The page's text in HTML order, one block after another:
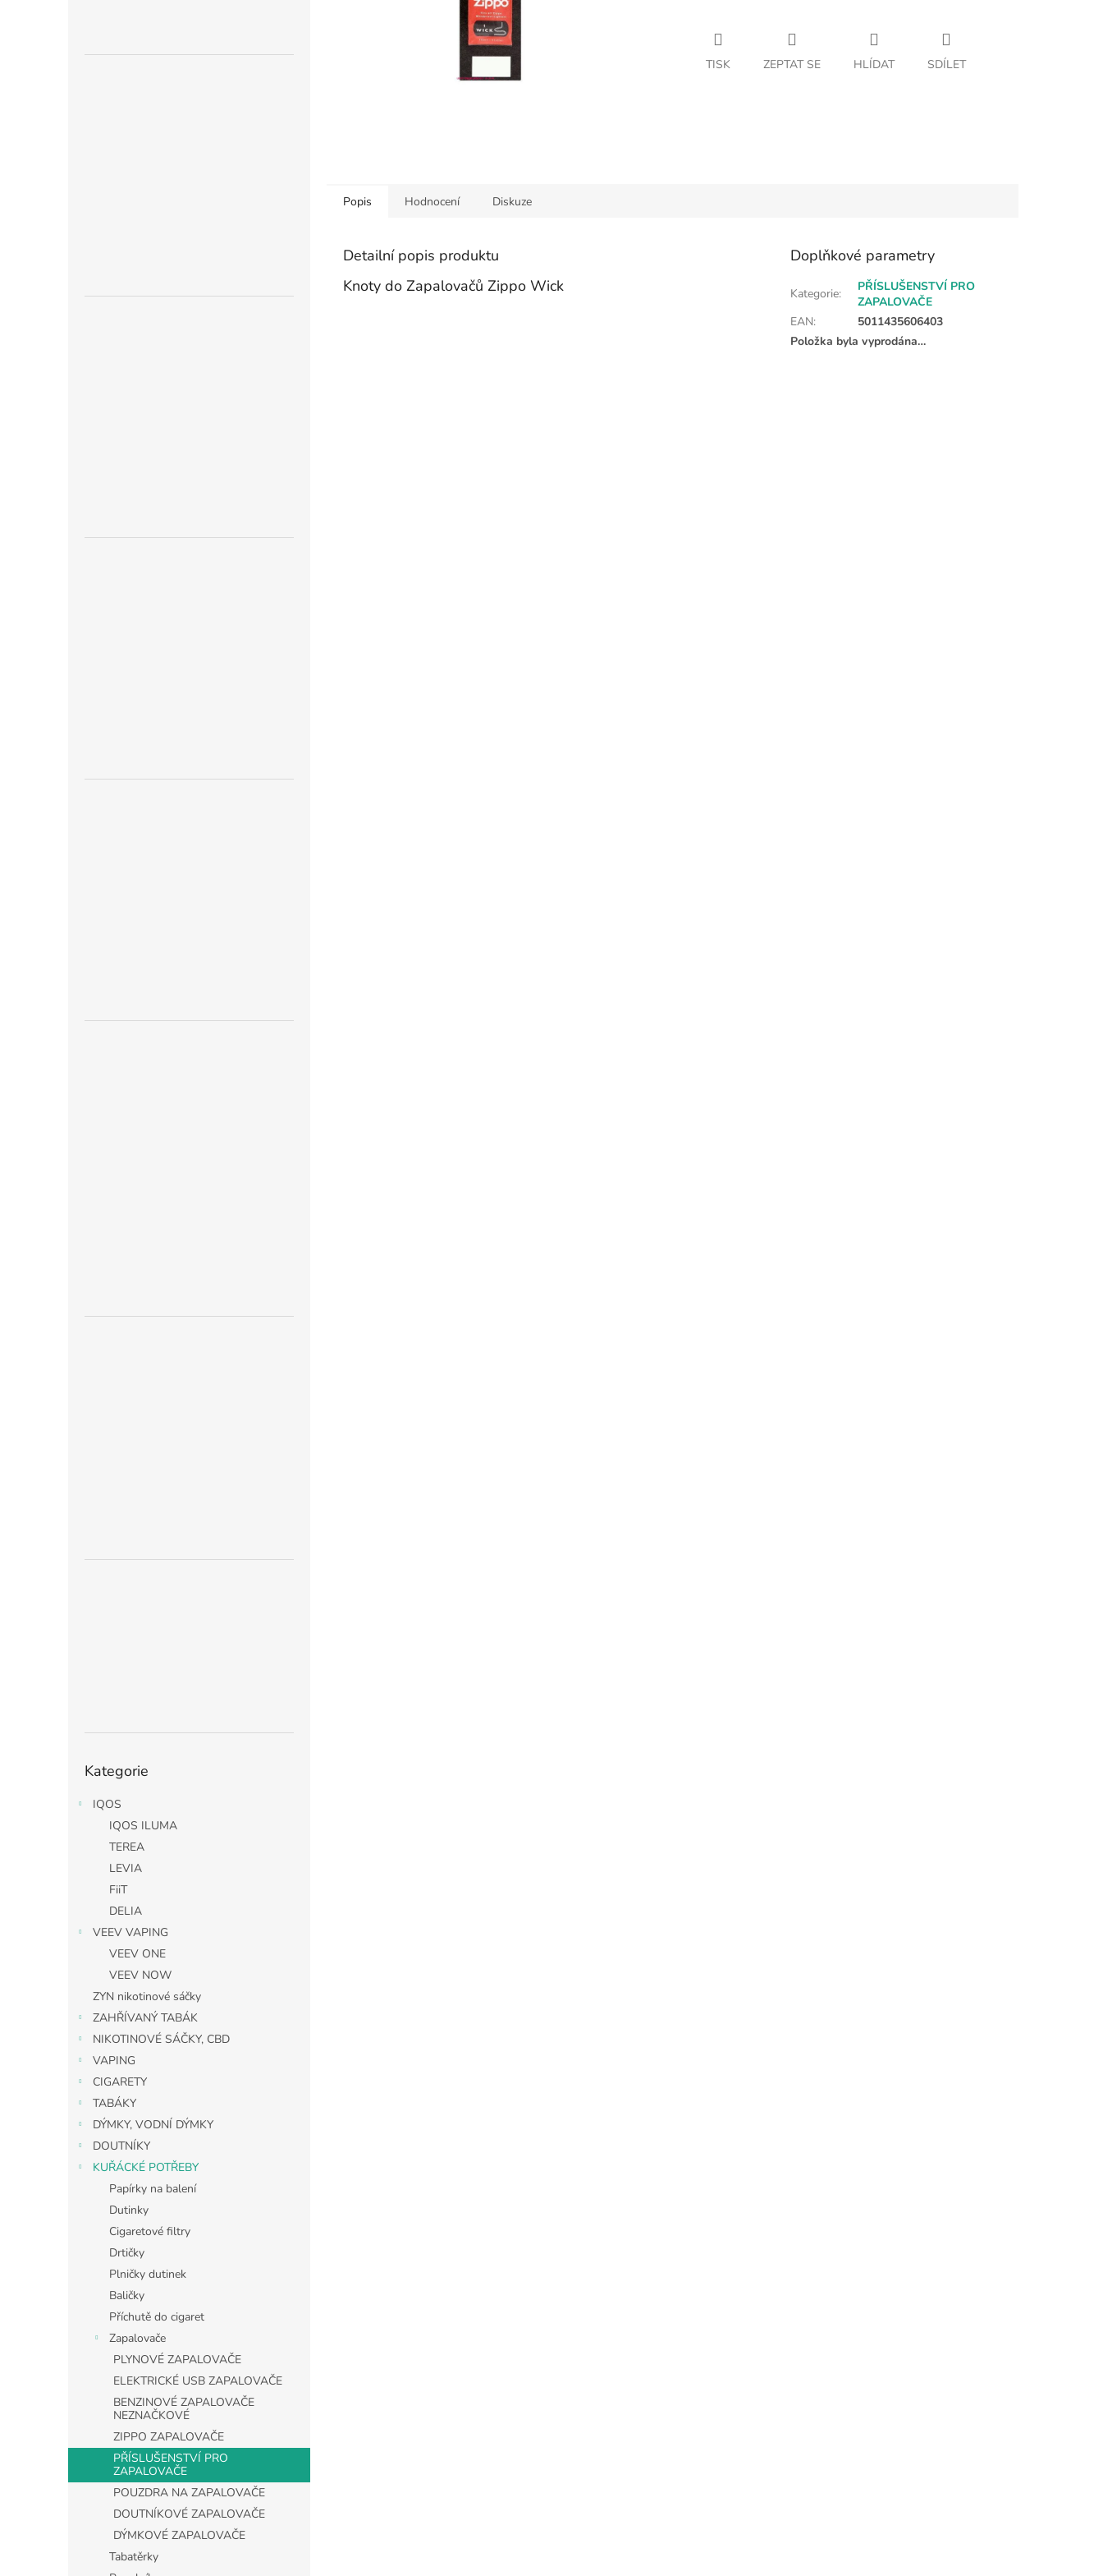
kategorie
Kategorie
IQOS
IQOS ILUMA
TEREA
LEVIA
FiiT
DELIA
VEEV VAPING
VEEV ONE
VEEV NOW
ZYN nikotinové sáčky
ZAHŘÍVANÝ TABÁK
NIKOTINOVÉ SÁČKY, CBD
VAPING
CIGARETY
TABÁKY
DÝMKY, VODNÍ DÝMKY
DOUTNÍKY
KUŘÁCKÉ POTŘEBY
Papírky na balení
Dutinky
Cigaretové filtry
Drtičky
Plničky dutinek
Baličky
Příchutě do cigaret
Zapalovače
PLYNOVÉ ZAPALOVAČE
ELEKTRICKÉ USB ZAPALOVAČE
BENZINOVÉ ZAPALOVAČE
NEZNAČKOVÉ
ZIPPO ZAPALOVAČE
PŘÍSLUŠENSTVÍ PRO
ZAPALOVAČE
POUZDRA NA ZAPALOVAČE
DOUTNÍKOVÉ ZAPALOVAČE
DÝMKOVÉ ZAPALOVAČE
Tabatěrky
TISK ZEPTAT SE HLÍDAT SDÍLET
Popis Hodnocení Diskuze
Detailní popis produktu
Knoty do Zapalovačů Zippo Wick
Doplňkové parametry
Kategorie:
PŘÍSLUŠENSTVÍ PRO
ZAPALOVAČE
EAN:
5011435606403
Položka byla vyprodána…